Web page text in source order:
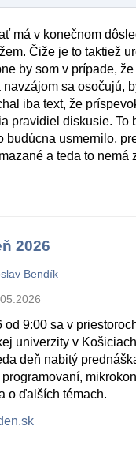
má v konečnom
Čiže je to taktiež
by som v prípade,
sa osočujú,
iba text, že
pravidiel diskusie. To
budúcna usmernilo,
a teda to nemá
2026
Bendík
od 9:00 sa v
univerzity v
deň nabitý
o ďalších témach.